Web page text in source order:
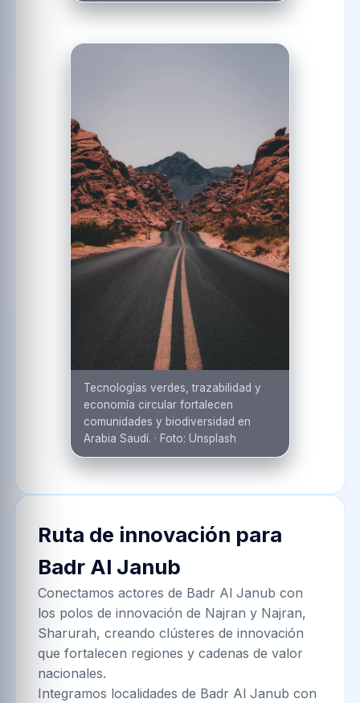
Tecnologías verdes, trazabilidad y
economía circular fortalecen
comunidades y biodiversidad en
Arabia Saudí. · Foto: Unsplash
Ruta de innovación para
Badr Al Janub
Conectamos actores de Badr Al Janub con
los polos de innovación de Najran y Najran,
Sharurah, creando clústeres de innovación
que fortalecen regiones y cadenas de valor
nacionales.
Integramos localidades de Badr Al Janub con